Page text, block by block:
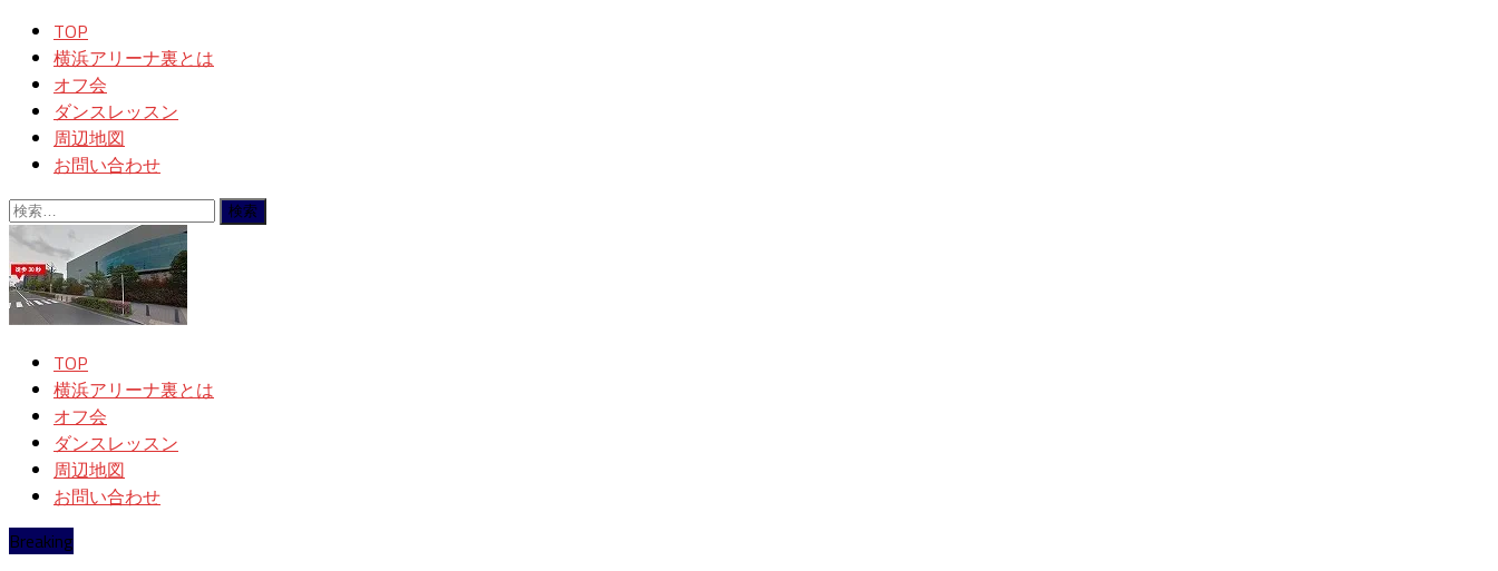
TOP
横浜アリーナ裏とは
オフ会
ダンスレッスン
周辺地図
お問い合わせ
検
索:
TOP
横浜アリーナ裏とは
オフ会
ダンスレッスン
周辺地図
お問い合わせ
Breaking